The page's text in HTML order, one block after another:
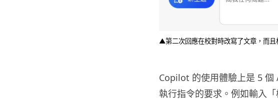
▲第二次回應在校對時改寫了文章，而且
Copilot 的使用體驗上是 5 個
執行指令的要求。例如輸入